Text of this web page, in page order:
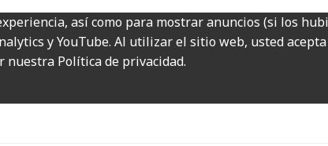
así como para mostrar anuncios (si los
y YouTube. Al utilizar el sitio web, usted
nuestra Política de privacidad.